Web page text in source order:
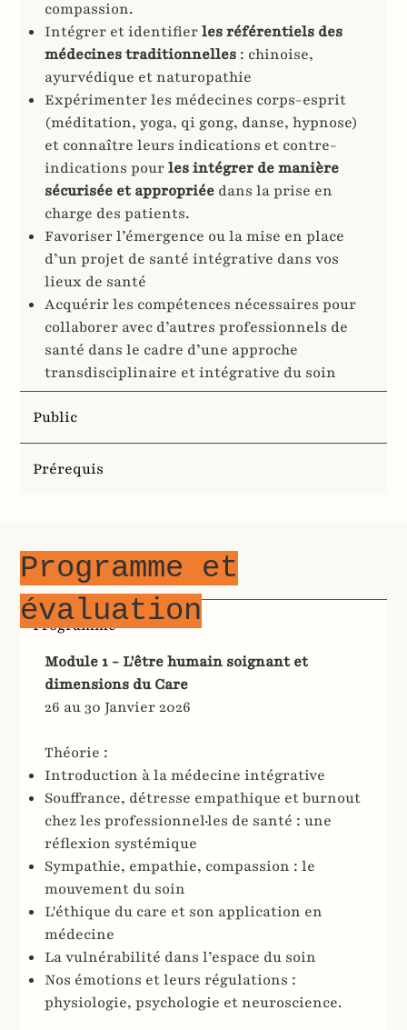
compassion.
Intégrer et identifierles référentiels des
médecines traditionnelles : chinoise,
ayurvédique et naturopathie
Expérimenter les médecines corps-esprit
(méditation, yoga, qi gong, danse, hypnose)
et connaître leurs indications et contre-
indications pourles intégrer de manière
sécurisée et appropriée dans la prise en
charge des patients.
Favoriser l’émergence ou la mise en place
d’un projet de santé intégrative dans vos
lieux de santé
Acquérir les compétences nécessaires pour
collaborer avec d’autres professionnels de
santé dans le cadre d’une approche
transdisciplinaire et intégrative du soin
Public
Prérequis
Programme
Module 1 - L'être humain soignant et
dimensions du Care
26 au 30 Janvier 2026
Théorie :
Introduction à la médecine intégrative
Souffrance, détresse empathique et burnout
chez les professionnel·les de santé : une
réflexion systémique
Sympathie, empathie, compassion : le
mouvement du soin
L'éthique du care et son application en
médecine
La vulnérabilité dans l’espace du soin
Nos émotions et leurs régulations :
physiologie, psychologie et neuroscience.
Programme et
évaluation